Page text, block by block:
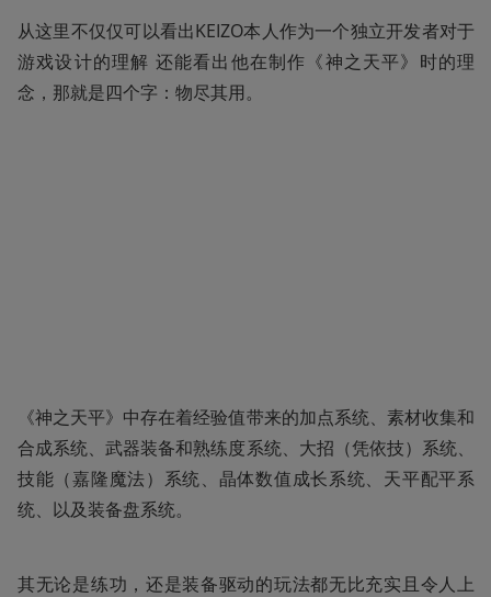
从这里不仅仅可以看出KEIZO本人作为一个独立开发者对于
游戏设计的理解 还能看出他在制作《神之天平》时的理
念，那就是四个字：物尽其用。
《神之天平》中存在着经验值带来的加点系统、素材收集和
合成系统、武器装备和熟练度系统、大招（凭依技）系统、
技能（嘉隆魔法）系统、晶体数值成长系统、天平配平系
统、以及装备盘系统。
其无论是练功，还是装备驱动的玩法都无比充实且令人上